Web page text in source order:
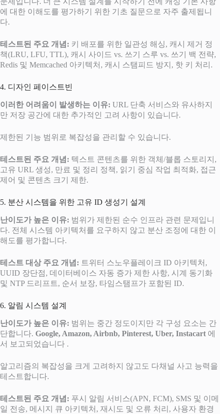
에 대한 이해도를 평가하기 위한 기초 질문으로 자주 출제됩니
다.
테스트된 주요 개념: 키 배포를 위한 일관성 해싱, 캐시 제거 정
책(LRU, LFU, TTL), 캐시 사이드 vs. 쓰기 스루 vs. 쓰기 백 전략,
Redis 및 Memcached 아키텍처, 캐시 스탬피드 방지, 핫 키 처리.
4. 디자인 페이스트빈
이러한 어려움이 발생하는 이유: URL 단축 서비스와 유사하지
만 저장 공간에 대한 추가적인 고려 사항이 있습니다.
제한된 기능 범위로 복잡성을 관리할 수 있습니다.
테스트된 주요 개념: 텍스트 콘텐츠를 위한 객체/블롭 스토리지,
고유 URL 생성, 만료 및 정리 정책, 읽기 중심 작업 최적화, 접근
제어 및 콘텐츠 크기 제한.
5. 분산 시스템을 위한 고유 ID 생성기 설계
난이도가 높은 이유: 범위가 제한된 순수 인프라 관련 문제입니
다. 전체 시스템 아키텍처를 요구하지 않고 분산 조정에 대한 이
해도를 평가합니다.
테스트 대상 주요 개념: 트위터 스노우플레이크 ID 아키텍처,
UUID 장단점, 데이터베이스 자동 증가 제한 사항, 시계 동기화
및 NTP 드리프트, 순서 보장, 타임스탬프가 포함된 ID.
6. 알림 시스템 설계
난이도가 높은 이유: 범위는 중간 정도이지만 각 구성 요소는 간
단합니다. Google, Amazon, Airbnb, Pinterest, Uber, Instacart 에
서 보고되었습니다 .
알고리즘의 복잡성을 크게 고려하지 않고도 다채널 사고 능력을
테스트합니다.
테스트된 주요 개념: 푸시 알림 서비스(APN, FCM), SMS 및 이메
일 전송, 메시지 큐 아키텍처, 재시도 및 오류 처리, 사용자 환경